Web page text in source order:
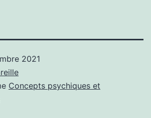
2021
Concepts psychiques et